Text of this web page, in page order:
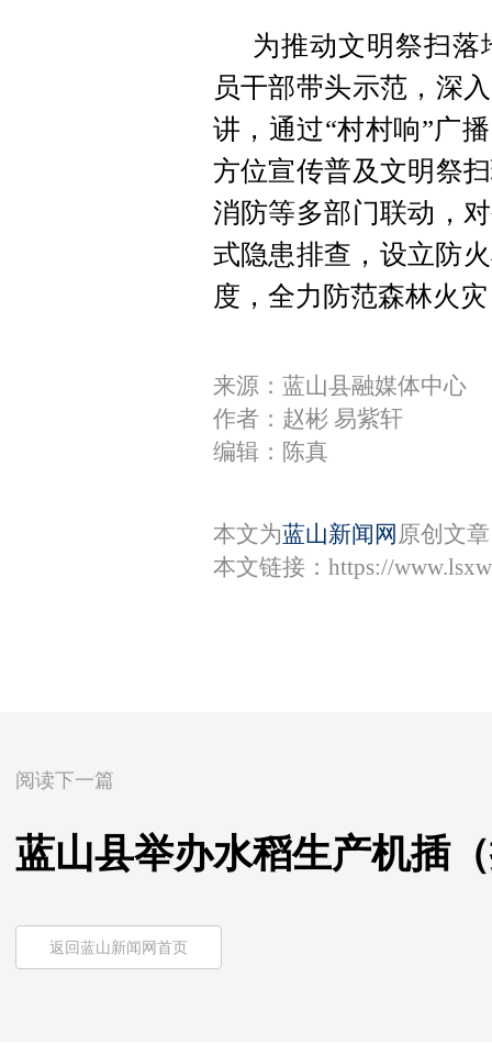
为推动文明祭扫
员干部带头示范，深
讲，通过“村村响”广
方位宣传普及文明祭
消防等多部门联动，
式隐患排查，设立防
度，全力防范森林火
来源：蓝山县融媒体中心
作者：赵彬 易紫轩
编辑：陈真
本文为蓝山新闻网 原创文
本文链接： https://
阅读下一篇
蓝山县举办水稻生产机插
返回蓝山新闻网首页